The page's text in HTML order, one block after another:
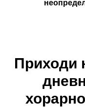
Приходи